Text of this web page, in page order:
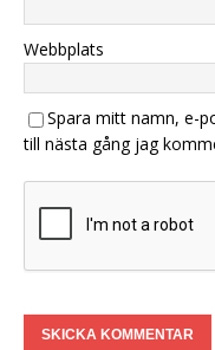
Webbplats
Spara mitt namn, e-
till nästa gång jag